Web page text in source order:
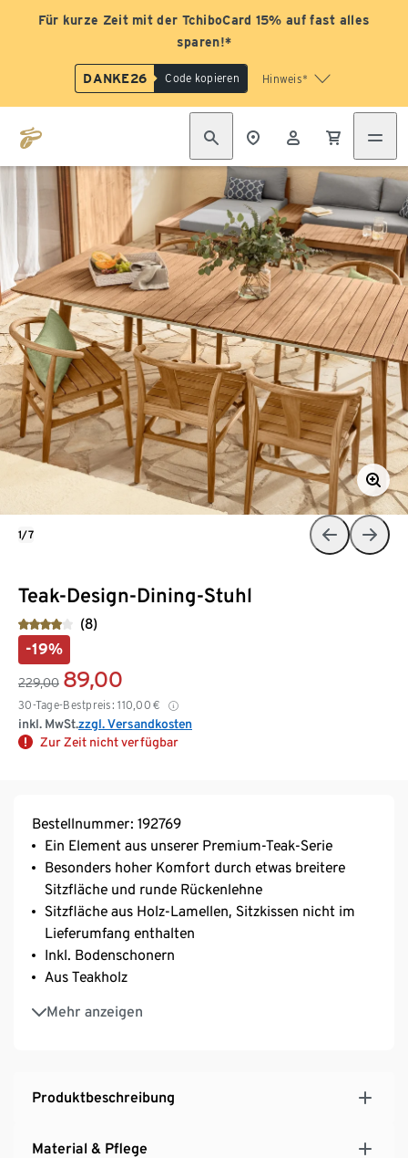
Für kurze Zeit mit der TchiboCard 15% auf fast alles
sparen!*
DANKE26 Code kopieren Hinweis*
Teak-Design-Dining-Stuhl
(8)
-19%
229,00 89,00
30-Tage-Bestpreis: 110,00 €
inkl. MwSt.zzgl. Versandkosten
Zur Zeit nicht verfügbar
1/7
Bestellnummer: 192769
Ein Element aus unserer Premium-Teak-Serie
Besonders hoher Komfort durch etwas breitere
Sitzfläche und runde Rückenlehne
Sitzfläche aus Holz-Lamellen, Sitzkissen nicht im
Lieferumfang enthalten
Inkl. Bodenschonern
Aus Teakholz
Mehr anzeigen
UV- und witterungsbeständig
Produktbeschreibung
Material & Pflege